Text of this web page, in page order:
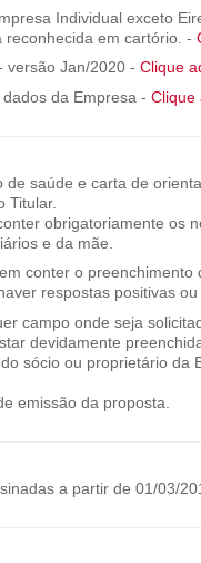
Individual exceto
em cartório. -
versão Jan/2020 - Clique
da Empresa - Clique
de saúde e carta de
Titular.
obrigatoriamente os
e da mãe.
conter o preenchimento
respostas positivas ou
campo onde seja
devidamente
sócio ou proprietário da
emissão da proposta.
a partir de 01/03/